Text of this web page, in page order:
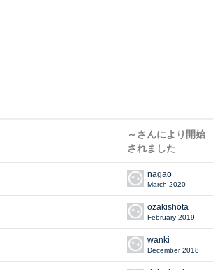
～さんにより開始
されました
nagao
March 2020
ozakishota
February 2019
wanki
December 2018